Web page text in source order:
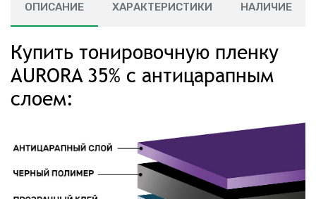
ОПИСАНИЕ ХАРАКТЕРИСТИКИ НАЛИЧИЕ
Купить тонировочную пленку
AURORA 35% с антицарапным
слоем: